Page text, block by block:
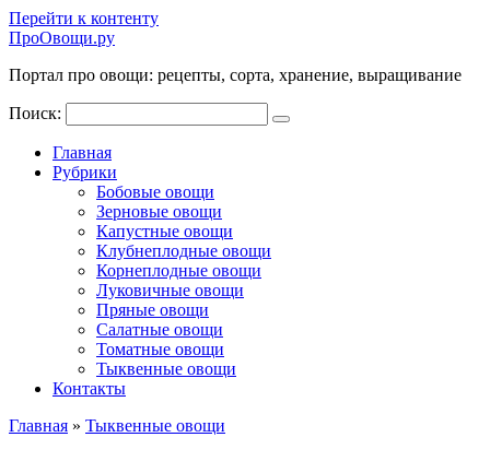
Перейти к контенту
ПроОвощи.ру
Портал про овощи: рецепты, сорта, хранение, выращивание
Поиск:
Главная
Рубрики
Бобовые овощи
Зерновые овощи
Капустные овощи
Клубнеплодные овощи
Корнеплодные овощи
Луковичные овощи
Пряные овощи
Салатные овощи
Томатные овощи
Тыквенные овощи
Контакты
Главная » Тыквенные овощи